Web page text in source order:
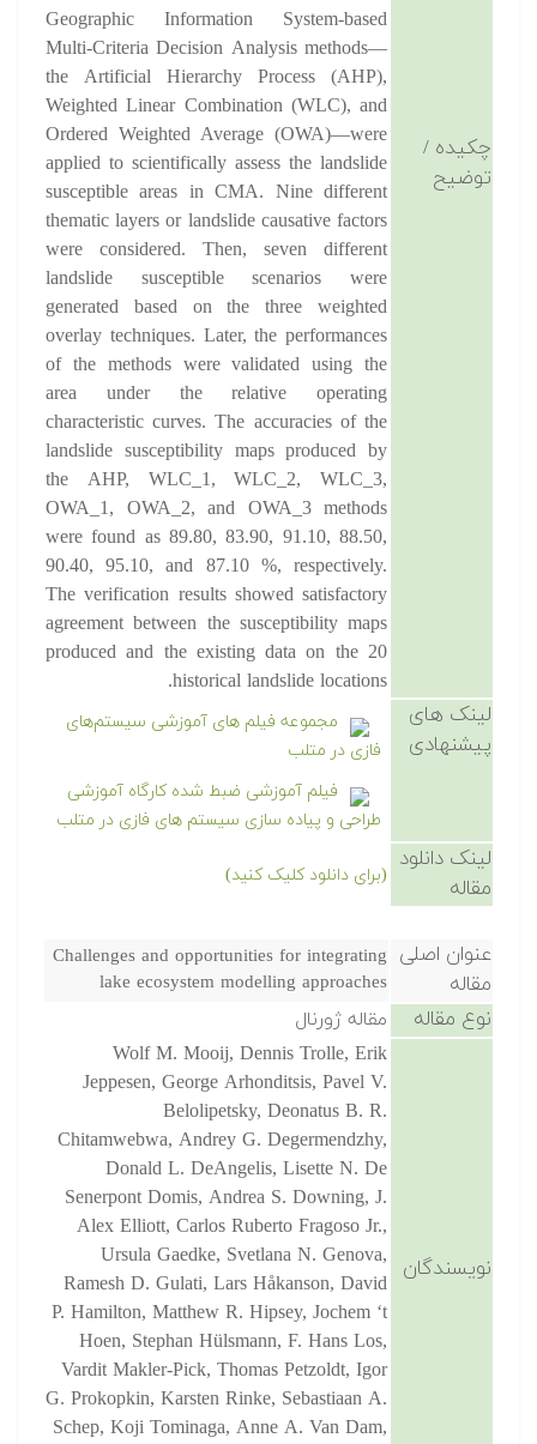
چکیده /
توضیح
Geographic Information System-based
Multi-Criteria Decision Analysis methods—
the Artificial Hierarchy Process (AHP),
Weighted Linear Combination (WLC), and
Ordered Weighted Average (OWA)—were
applied to scientifically assess the landslide
susceptible areas in CMA. Nine different
thematic layers or landslide causative factors
were considered. Then, seven different
landslide susceptible scenarios were
generated based on the three weighted
overlay techniques. Later, the performances
of the methods were validated using the
area under the relative operating
characteristic curves. The accuracies of the
landslide susceptibility maps produced by
the AHP, WLC_1, WLC_2, WLC_3,
OWA_1, OWA_2, and OWA_3 methods
were found as 89.80, 83.90, 91.10, 88.50,
90.40, 95.10, and 87.10 %, respectively.
The verification results showed satisfactory
agreement between the susceptibility maps
produced and the existing data on the 20
historical landslide locations.
لینک های
پیشنهادی
مجموعه فیلم های آموزشی سیستم‌های
فازی در متلب
فیلم آموزشی ضبط شده کارگاه آموزشی
طراحی و پیاده سازی سیستم های فازی در متلب
لینک دانلود
مقاله
(برای دانلود کلیک کنید)
عنوان اصلی
مقاله
Challenges and opportunities for integrating
lake ecosystem modelling approaches
نوع مقاله مقاله ژورنال
نویسندگان
Wolf M. Mooij, Dennis Trolle, Erik
Jeppesen, George Arhonditsis, Pavel V.
Belolipetsky, Deonatus B. R.
Chitamwebwa, Andrey G. Degermendzhy,
Donald L. DeAngelis, Lisette N. De
Senerpont Domis, Andrea S. Downing, J.
Alex Elliott, Carlos Ruberto Fragoso Jr.,
Ursula Gaedke, Svetlana N. Genova,
Ramesh D. Gulati, Lars Håkanson, David
P. Hamilton, Matthew R. Hipsey, Jochem ‘t
Hoen, Stephan Hülsmann, F. Hans Los,
Vardit Makler-Pick, Thomas Petzoldt, Igor
G. Prokopkin, Karsten Rinke, Sebastiaan A.
Schep, Koji Tominaga, Anne A. Van Dam,